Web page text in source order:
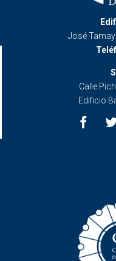
José
Calle
Edificio